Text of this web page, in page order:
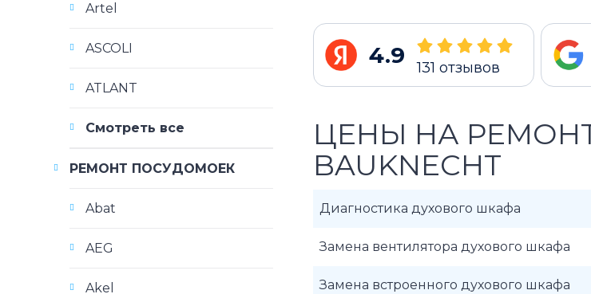
4.9 131 отзывов
ЦЕНЫ НА
BAUKNECHT
Диагностика духового шкафа
Замена вентилятора духового шкафа
Замена встроенного духового шкафа
Artel
ASCOLI
ATLANT
Смотреть все
РЕМОНТ ПОСУДОМОЕК
Abat
AEG
Akel